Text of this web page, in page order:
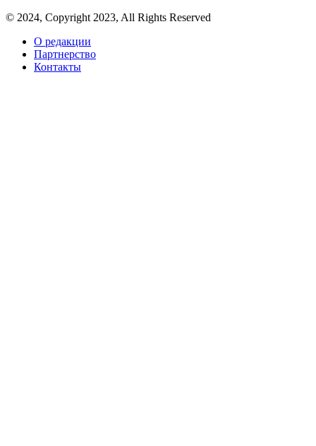
© 2024, Copyright 2023, All Rights Reserved
О редакции
Партнерство
Контакты